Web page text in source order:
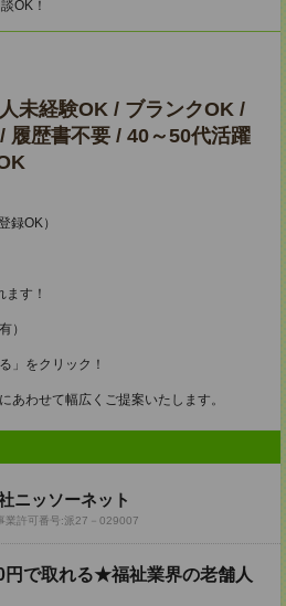
OK！
未経験OK / ブランクOK /
履歴書不要 / 40～50代活躍
録OK）
す！
）
」をクリック！
わせて幅広くご提案いたします。
ニッソーネット
業許可番号:派27－029007
円で取れる★福祉業界の老舗人